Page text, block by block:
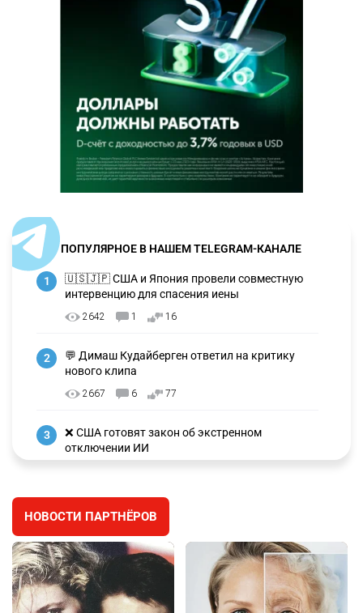
ПОПУЛЯРНОЕ В НАШЕМ TELEGRAM-КАНАЛЕ
1
🇺🇸🇯🇵 США и Япония провели совместную
интервенцию для спасения иены
2642 1 16
2
💬 Димаш Кудайберген ответил на критику
нового клипа
2667 6 77
3
❌ США готовят закон об экстренном
отключении ИИ
4
✍️ СОР и СОЧ не будут проводить в начальных
классах с 1 сентября. Чем их заменят?
2325 5 10
5
🗣 Мужчина сказал тост на свадьбе и
заработал уголовное дело
НОВОСТИ ПАРТНЁРОВ